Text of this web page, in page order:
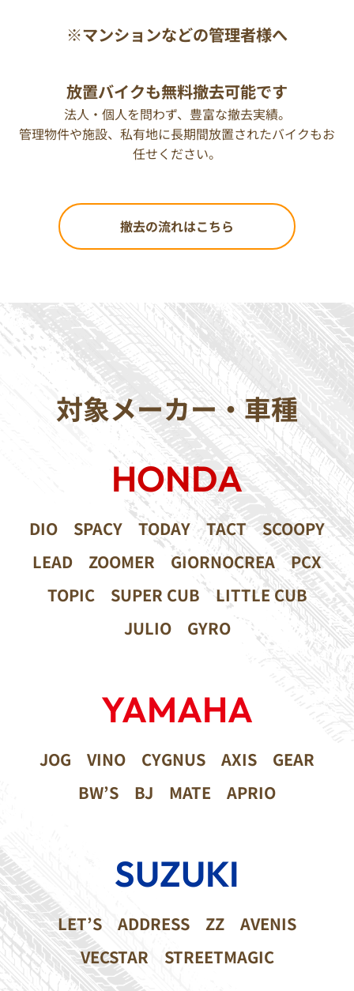
※マンションなどの管理者様へ
放置バイクも無料撤去可能です
法人・個人を問わず、豊富な撤去実績。
管理物件や施設、私有地に長期間放置されたバイクもお
任せください。
撤去の流れはこちら
対象メーカー・車種
HONDA
DIO SPACY TODAY TACT
SCOOPY
LEAD
ZOOMER GIORNOCREA
PCX
TOPIC
SUPER CUB
LITTLE CUB
JULIO
GYRO
YAMAHA
JOG VINO CYGNUS AXIS
GEAR
BW’S
BJ MATE APRIO
SUZUKI
LET’S ADDRESS ZZ
AVENIS
VECSTAR
STREETMAGIC